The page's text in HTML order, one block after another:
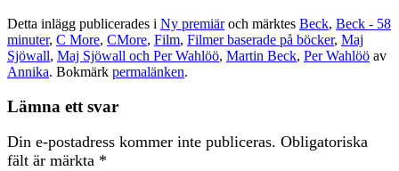
Detta inlägg publicerades i Ny premiäroch märktes Beck, Beck - 58
minuter, C More, CMore, Film, Filmer baserade på böcker, Maj
Sjöwall, Maj Sjöwall och Per Wahlöö, Martin Beck, Per Wahlöö av
Annika. Bokmärk permalänken.
Lämna ett svar
Din e-postadress kommer inte publiceras. Obligatoriska
fält är märkta *